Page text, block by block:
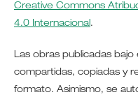
Creative Commons
4.0 Internacional.
Las obras publicadas
compartidas, copiadas y
formato. Asimismo, se